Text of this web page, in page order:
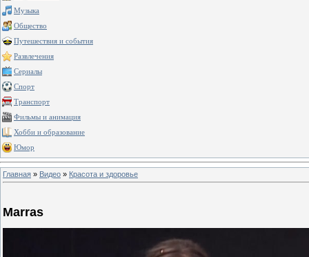
Музыка
Общество
Путешествия и события
Развлечения
Сериалы
Спорт
Транспорт
Фильмы и анимация
Хобби и образование
Юмор
Главная » Видео » Красота и здоровье
Marras